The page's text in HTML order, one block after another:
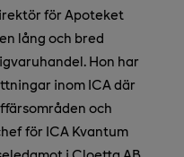
för Apoteket
lång och bred
Hon har
inom ICA där
och
för ICA Kvantum